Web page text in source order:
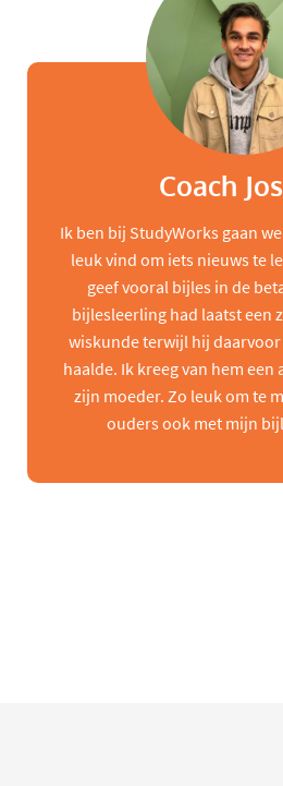
Coach
Ik ben bij StudyWorks gaan
leuk vind om iets nieuws te
geef vooral bijles in de
bijlesleerling had laatst een
wiskunde terwijl hij
haalde. Ik kreeg van hem een
zijn moeder. Zo leuk om te
ouders ook met mijn